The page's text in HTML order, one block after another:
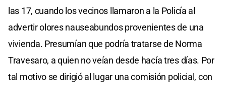
las 17, cuando los vecinos llamaron a la Policía al
advertir olores nauseabundos provenientes de una
vivienda. Presumían que podría tratarse de Norma
Travesaro, a quien no veían desde hacía tres días. Por
tal motivo se dirigió al lugar una comisión policial, con